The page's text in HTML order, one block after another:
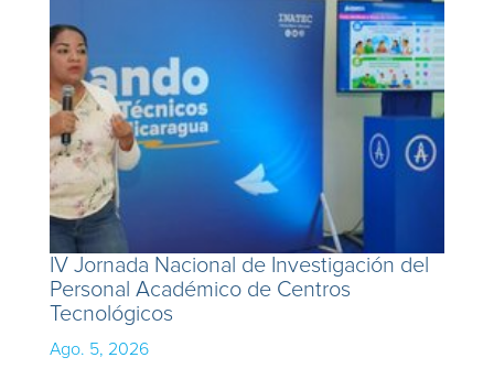
IV Jornada Nacional de Investigación del
Personal Académico de Centros
Tecnológicos
Ago. 5, 2026